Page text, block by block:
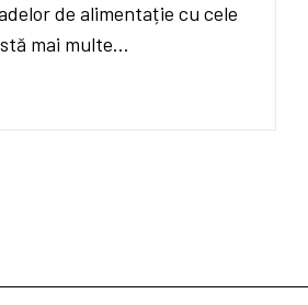
de alimentație cu cele
mai multe…